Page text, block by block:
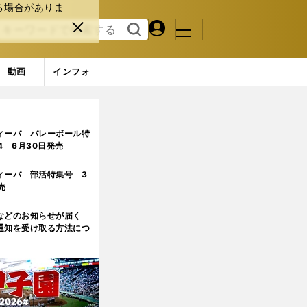
合がありま
閉じ
る
検索
る
マイペ
ジ
メニュ
動画 インフォ
ーバ バレーボール特
6月30日発売
ーバ 部活特集号 3
どのお知らせが届く
知を受け取る方法につ